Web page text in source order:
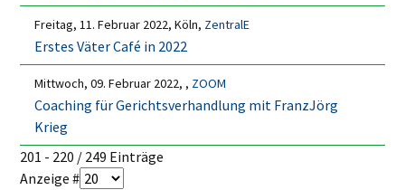
Freitag, 11. Februar 2022, Köln, ZentralE
Erstes Väter Café in 2022
Mittwoch, 09. Februar 2022, , ZOOM
Coaching für Gerichtsverhandlung mit FranzJörg
Krieg
Limite der Paginierungsliste
201 - 220 / 249 Einträge
Anzeige #